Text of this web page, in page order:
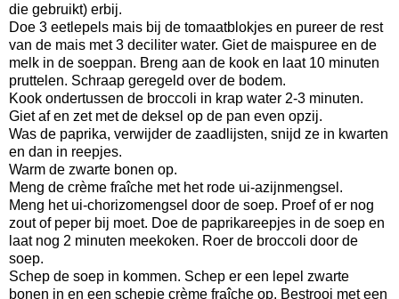
die gebruikt) erbij.
Doe 3 eetlepels mais bij de tomaatblokjes en pureer de rest
van de mais met 3 deciliter water. Giet de maispuree en de
melk in de soeppan. Breng aan de kook en laat 10 minuten
pruttelen. Schraap geregeld over de bodem.
Kook ondertussen de broccoli in krap water 2-3 minuten.
Giet af en zet met de deksel op de pan even opzij.
Was de paprika, verwijder de zaadlijsten, snijd ze in kwarten
en dan in reepjes.
Warm de zwarte bonen op.
Meng de crème fraîche met het rode ui-azijnmengsel.
Meng het ui-chorizomengsel door de soep. Proef of er nog
zout of peper bij moet. Doe de paprikareepjes in de soep en
laat nog 2 minuten meekoken. Roer de broccoli door de
soep.
Schep de soep in kommen. Schep er een lepel zwarte
bonen in en een schepje crème fraîche op. Bestrooi met een